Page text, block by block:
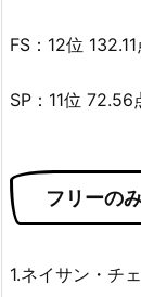
FS：12位 132.11
SP：11位 72.56
フリーの
1.ネイサン・チ